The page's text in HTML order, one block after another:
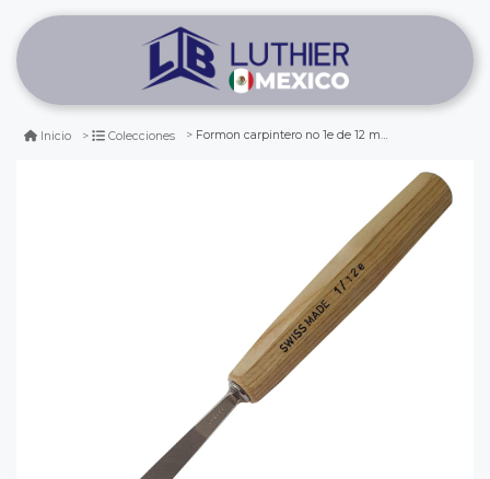
Inicio Colecciones Formon carpintero no 1e de 12 mm de ancho